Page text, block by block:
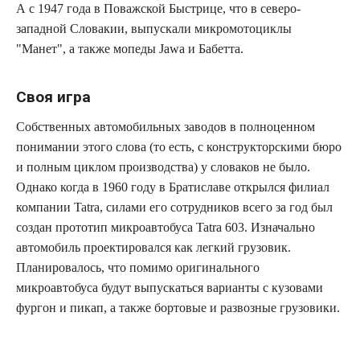
А с 1947 года в Поважской Быстрице, что в северо-
западной Словакии, выпускали микромотоциклы
"Манет", а также мопеды Jawa и Бабетта.
Своя игра​
Собственных автомобильных заводов в полноценном
понимании этого слова (то есть, с конструкторскими бюро
и полным циклом производства) у словаков не было.
Однако когда в 1960 году в Братиславе открылся филиал
компании Tatra, силами его сотрудников всего за год был
создан прототип микроавтобуса Tatra 603. Изначально
автомобиль проектировался как легкий грузовик.
Планировалось, что помимо оригинального
микроавтобуса будут выпускаться варианты с кузовами
фургон и пикап, а также бортовые и развозные грузовики.